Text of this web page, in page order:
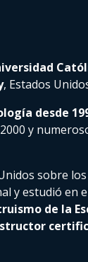
, Estados
desde
y
sobre
y estudió en
de la